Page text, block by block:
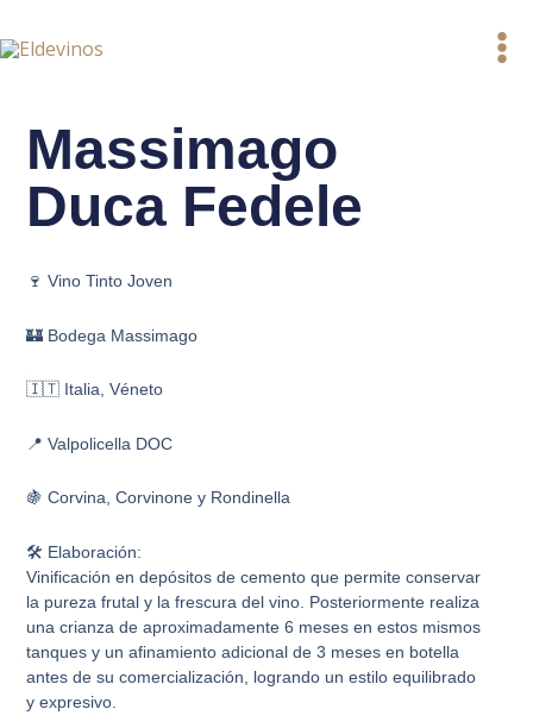
al
Massimago
Duca Fedele
🍷 Vino Tinto Joven
🏰 Bodega Massimago
🇮🇹 Italia, Véneto
📍 Valpolicella DOC
🍇 Corvina, Corvinone y Rondinella
🛠️ Elaboración:
Vinificación en depósitos de cemento que permite conservar
la pureza frutal y la frescura del vino. Posteriormente realiza
una crianza de aproximadamente 6 meses en estos mismos
tanques y un afinamiento adicional de 3 meses en botella
antes de su comercialización, logrando un estilo equilibrado
y expresivo.